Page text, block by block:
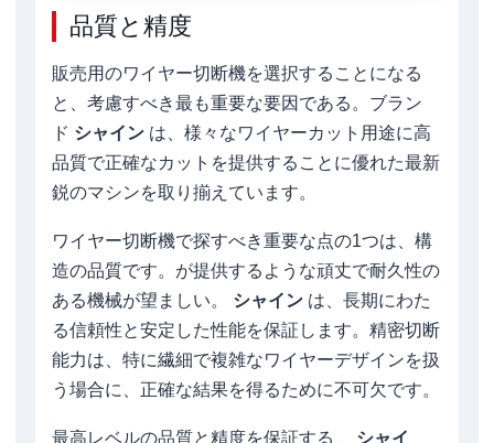
品質と精度
販売用のワイヤー切断機を選択することになる
と、考慮すべき最も重要な要因である。ブラン
ド シャイン は、様々なワイヤーカット用途に高
品質で正確なカットを提供することに優れた最新
鋭のマシンを取り揃えています。
ワイヤー切断機で探すべき重要な点の1つは、構
造の品質です。が提供するような頑丈で耐久性の
ある機械が望ましい。 シャイン は、長期にわた
る信頼性と安定した性能を保証します。精密切断
能力は、特に繊細で複雑なワイヤーデザインを扱
う場合に、正確な結果を得るために不可欠です。
最高レベルの品質と精度を保証する、 シャイ